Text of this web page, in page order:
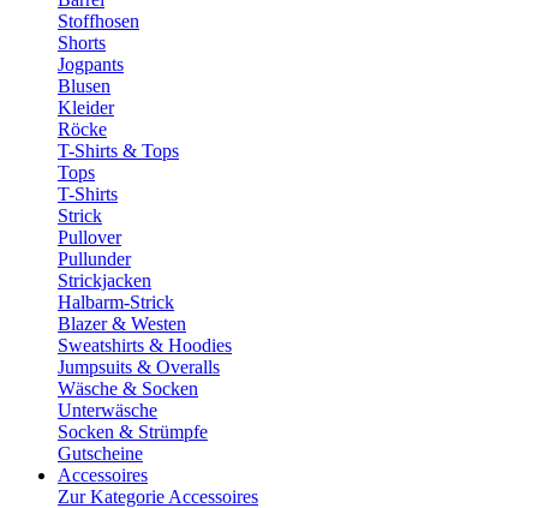
Stoffhosen
Shorts
Jogpants
Blusen
Kleider
Röcke
T-Shirts & Tops
Tops
T-Shirts
Strick
Pullover
Pullunder
Strickjacken
Halbarm-Strick
Blazer & Westen
Sweatshirts & Hoodies
Jumpsuits & Overalls
Wäsche & Socken
Unterwäsche
Socken & Strümpfe
Gutscheine
Accessoires
Zur Kategorie Accessoires